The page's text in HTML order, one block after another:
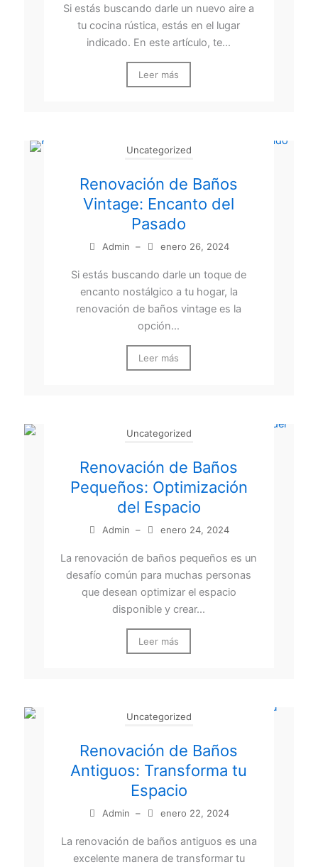
Si estás buscando darle un nuevo aire a
tu cocina rústica, estás en el lugar
indicado. En este artículo, te...
Leer más
Uncategorized
Renovación de Baños
Vintage: Encanto del
Pasado
Admin – enero 26, 2024
Si estás buscando darle un toque de
encanto nostálgico a tu hogar, la
renovación de baños vintage es la
opción...
Leer más
Uncategorized
Renovación de Baños
Pequeños: Optimización
del Espacio
Admin – enero 24, 2024
La renovación de baños pequeños es un
desafío común para muchas personas
que desean optimizar el espacio
disponible y crear...
Leer más
Uncategorized
Renovación de Baños
Antiguos: Transforma tu
Espacio
Admin – enero 22, 2024
La renovación de baños antiguos es una
excelente manera de transformar tu